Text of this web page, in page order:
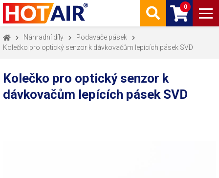
0
Náhradní díly
Podavače pásek
Kolečko pro optický senzor k dávkovačům lepících pásek SVD
Kolečko pro optický senzor k
dávkovačům lepících pásek SVD